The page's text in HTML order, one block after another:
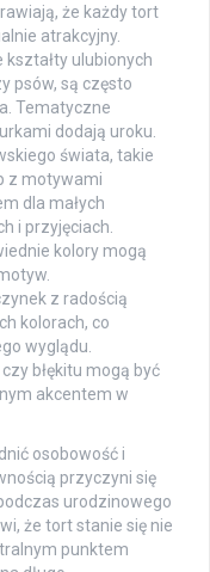
że każdy tort
atrakcyjny.
ulubionych
psów, są często
Tematyczne
dodają uroku.
świata, takie
z motywami
dla małych
i przyjęciach.
kolory mogą
z radością
kolorach, co
wyglądu.
błękitu mogą być
akcentem w
osobowość i
przyczyni się
urodzinowego
że tort stanie się nie
punktem